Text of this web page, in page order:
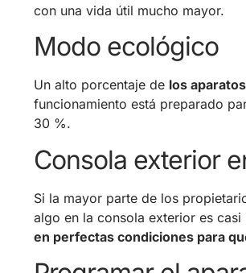
con una vida útil mucho mayor.
Modo ecológico
Un alto porcentaje de los
funcionamiento está preparado
30 %.
Consola exterior
Si la mayor parte de los
algo en la consola exterior es
en perfectas condiciones para